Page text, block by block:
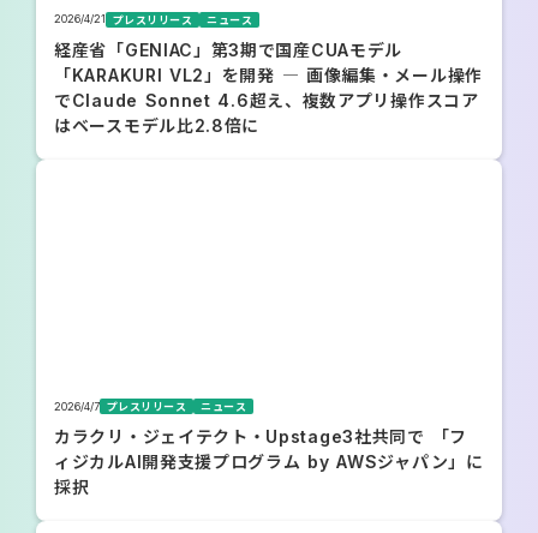
プレスリリース ニュース
2026/4/21
経産省「GENIAC」第3期で国産CUAモデル
「KARAKURI VL2」を開発 ― 画像編集・メール操作
でClaude Sonnet 4.6超え、複数アプリ操作スコア
はベースモデル比2.8倍に
プレスリリース ニュース
2026/4/7
カラクリ・ジェイテクト・Upstage3社共同で 「フ
ィジカルAI開発支援プログラム by AWSジャパン」に
採択